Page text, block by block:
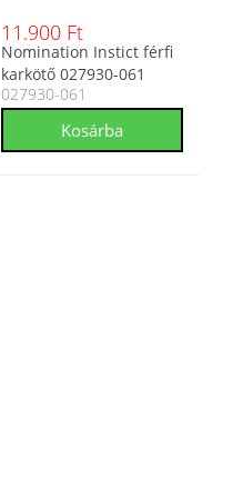
11.900 Ft
Nomination Instict férfi
karkötő 027930-061
027930-061